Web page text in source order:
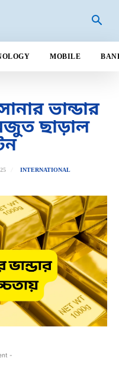
MOBILE
ভান্ডার
ছাড়াল
INTERNATIONAL
-